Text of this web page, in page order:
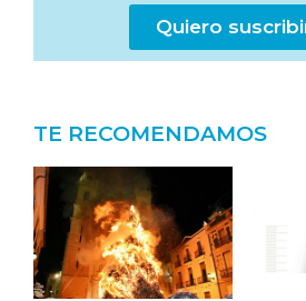
Quiero
TE RECOMENDAMOS